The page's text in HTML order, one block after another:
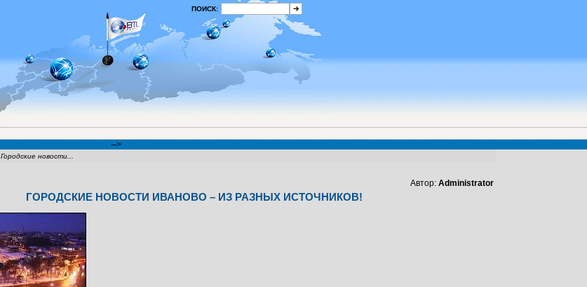
ПОИСК:
-->
Городские новости...
Автор: Administrator
ГОРОДСКИЕ НОВОСТИ ИВАНОВО – ИЗ РАЗНЫХ ИСТОЧНИКОВ!